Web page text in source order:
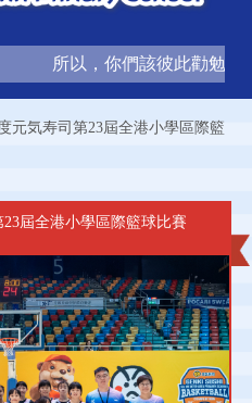
所以，你們該彼此勸勉，
元気寿司第23屆全港小學區際籃
屆全港小學區際籃球比賽